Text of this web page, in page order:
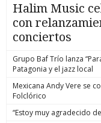
Halim Music
con
conciertos
Grupo Baf Trío lanza
Patagonia y el jazz local
Mexicana Andy Vere se
Folclórico
“Estoy muy agradecido